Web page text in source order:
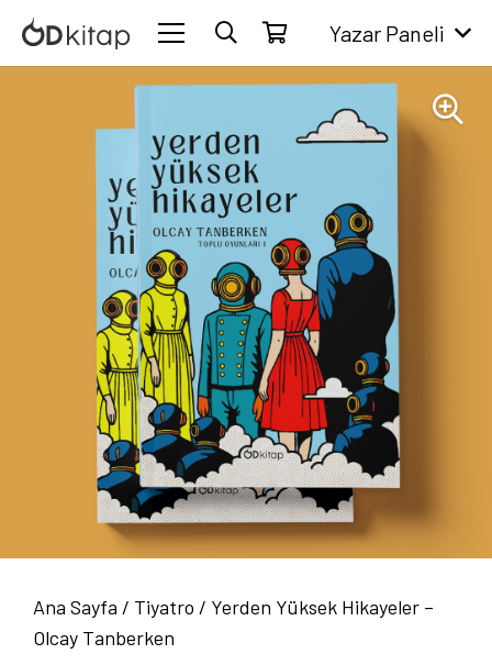
Yazar Paneli
Ana Sayfa / Tiyatro / Yerden Yüksek Hikayeler –
Olcay Tanberken